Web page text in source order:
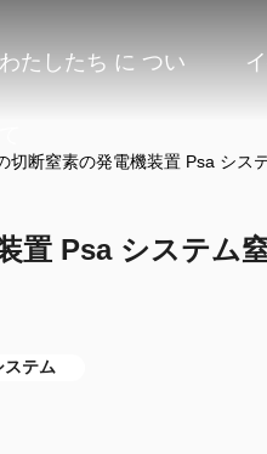
わたしたち に つい
切断窒素の発電機装置 Psa シス
置 Psa システム
テム